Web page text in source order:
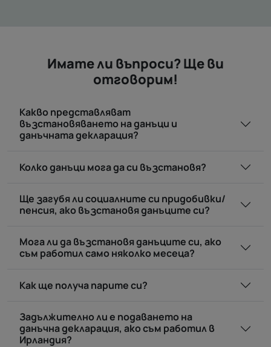
Имате ли въпроси? Ще ви
отговорим!
Какво представляват
възстановяването на данъци и
данъчната декларация?
Колко данъци мога да си възстановя?
Ще загубя ли социалните си придобивки/
пенсия, ако възстановя данъците си?
Мога ли да възстановя данъците си, ако
съм работил само няколко месеца?
Как ще получа парите си?
Задължително ли е подаването на
данъчна декларация, ако съм работил в
Ирландия?